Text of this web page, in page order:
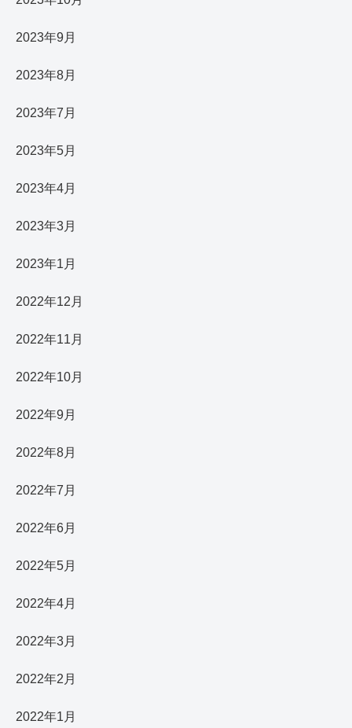
2023年9月
2023年8月
2023年7月
2023年5月
2023年4月
2023年3月
2023年1月
2022年12月
2022年11月
2022年10月
2022年9月
2022年8月
2022年7月
2022年6月
2022年5月
2022年4月
2022年3月
2022年2月
2022年1月